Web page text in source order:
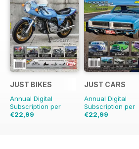
JUST BIKES
Annual Digital
Subscription per
€22,99
JUST CARS
Annual Digital
Subscription per
€22,99